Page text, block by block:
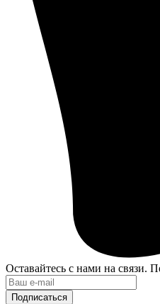
Оставайтесь с нами на
Подписаться